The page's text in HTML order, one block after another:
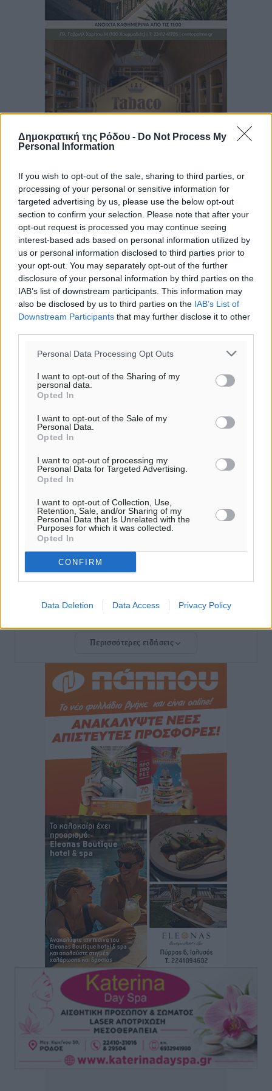
Δημοκρατική της Ρόδου - Do Not Process My
Personal Information
If you wish to opt-out of the sale, sharing to third parties, or
processing of your personal or sensitive information for
targeted advertising by us, please use the below opt-out
section to confirm your selection. Please note that after your
opt-out request is processed you may continue seeing
interest-based ads based on personal information utilized by
us or personal information disclosed to third parties prior to
your opt-out. You may separately opt-out of the further
disclosure of your personal information by third parties on the
IAB’s list of downstream participants. This information may
also be disclosed by us to third parties on the IAB’s List of
Downstream Participants that may further disclose it to other
Personal Data Processing Opt Outs
I want to opt-out of the Sharing of my
personal data.
Opted In
I want to opt-out of the Sale of my
Personal Data.
Opted In
I want to opt-out of processing my
Personal Data for Targeted Advertising.
Opted In
I want to opt-out of Collection, Use,
Retention, Sale, and/or Sharing of my
Personal Data that Is Unrelated with the
Purposes for which it was collected.
Opted In
CONFIRM
Data Deletion Data Access Privacy Policy
Ροή ειδήσεων
Έτος – ορόσημο το 2025 για δωρεές οργάνων στην
Ελλάδα
Ειδήσεις• πριν 10 ώρες
Ο.Φ. Ιστρίου: Καρέ ανανεώσεων σε άξονα και
μετόπισθεν
και στο κεφάλι του σε εστιατόριο ακούγοντας Άννα
Βίσση
Στο Επιμελητήριο Δωδεκανήσου σήμερα ο Πρέσβης
της Βραζιλίας Laudemar Aguiar
Τοπικές Ειδήσεις• πριν 11 ώρες
To δημογραφικό πρόβλημα στα νησιά κυριάρχησε στη
συνάντηση του Φώτη Μάγγου με τον πρόεδρο της
HOPEgenesis
ΠΑΟΚ Ρόδου: Επιστροφή Τοντόροβ και άνοιγμα προς
Αθλητικά• πριν 11 ώρες
Rhodes Beyond Summer – Εκεί που το καλοκαίρι
Τοπικές Ειδήσεις• πριν 11 ώρες
Κικίλιας: Μειώθηκαν κατά 34% οι μεταναστευτικές
ροές στα θαλάσσια σύνορα
• πριν 12 ώρες
Κως: Γερμανός τουρίστας κέρδισε αποζημίωση 900
ευρώ επειδή δεν βρήκε ξαπλώστρες στις
οικογενειακές διακοπές του
Τοπικές Ειδήσεις• πριν 12 ώρες
Ο γεωεντοπισμός μέσω 112 «έσωσε» Δανό περιπατητή
Τοπικές Ειδήσεις• πριν 12 ώρες
Σύμη: Ανασύρθηκε σορός άνδρα – Εξετάζεται αν είναι
ο 8ος Γερμανός που αγνοούνταν μετά την παράσυρσή
ιστιοφόρου
Τοπικές Ειδήσεις• πριν 12 ώρες
Ερώτηση στην Ευρωπαϊκή Επιτροπή για τις
αλλεπάλληλες πυρκαγιές που ξεσπούν από μονάδες
ανακύκλωσης και ΧΥΤΑ και την επικίνδυνη έκθεση
σε καρκινογόνες τοξικές ουσίες
Ειδήσεις• πριν 12 ώρες
Περισσότερες ειδήσεις